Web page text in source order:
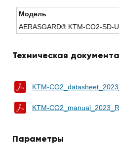
Модель
AERASGARD® KTM-CO2-SD-U
Техническая
KTM-
KTM-
Параметры